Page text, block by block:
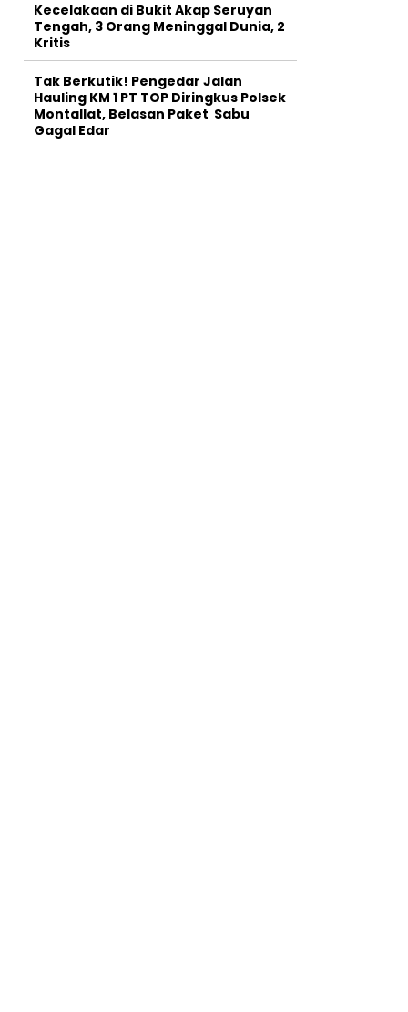
Kecelakaan di Bukit Akap Seruyan
Tengah, 3 Orang Meninggal Dunia, 2
Kritis
Tak Berkutik! Pengedar Jalan
Hauling KM 1 PT TOP Diringkus Polsek
Montallat, Belasan Paket Sabu
Gagal Edar